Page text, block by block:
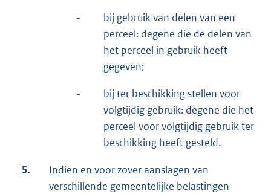
-
bij gebruik van delen van een
perceel: degene die de delen van
het perceel in gebruik heeft
gegeven;
-
bij ter beschikking stellen voor
volgtijdig gebruik: degene die het
perceel voor volgtijdig gebruik ter
beschikking heeft gesteld.
5.
Indien en voor zover aanslagen van
verschillende gemeentelijke belastingen